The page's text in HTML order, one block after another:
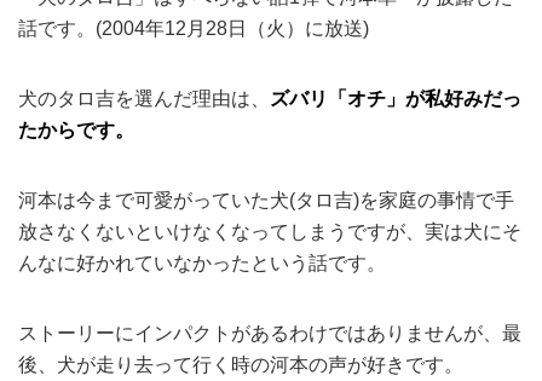
話です。(2004年12月28日（火）に放送)
犬のタロ吉を選んだ理由は、
ズバリ「オチ」が私好みだっ
たからです。
河本は今まで可愛がっていた犬(タロ吉)を家庭の事情で手
放さなくないといけなくなってしまうですが、実は犬にそ
んなに好かれていなかったという話です。
ストーリーにインパクトがあるわけではありませんが、最
後、犬が走り去って行く時の河本の声が好きです。